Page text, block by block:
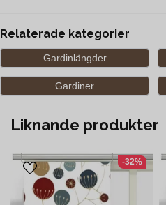
Relaterade kategorier
Gardinlängder
Gardiner
Liknande produkter
-32%